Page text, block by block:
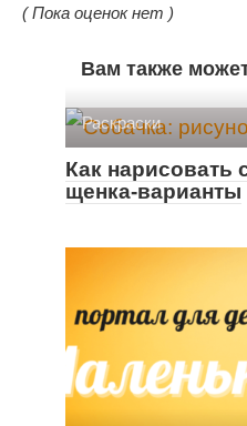
( Пока оценок нет )
Вам также
Раскраски
Как нарисовать
щенка-варианты